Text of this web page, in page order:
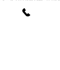
özel kuvvet